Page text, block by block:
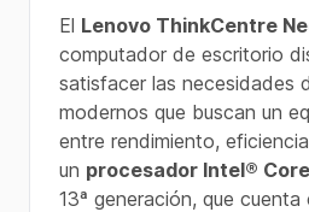
El Lenovo ThinkCentre
computador de escritorio
satisfacer las necesidades
modernos que buscan un
entre rendimiento,
un procesador Intel®
13ª generación, que